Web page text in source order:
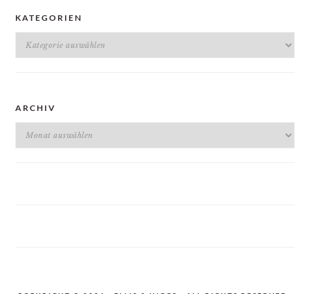
KATEGORIEN
Kategorien
ARCHIV
Archiv